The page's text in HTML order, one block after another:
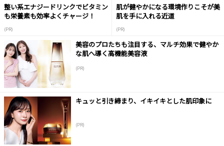
整い系エナジードリンクでビタミン
も栄養素も効率よくチャージ！
(PR)
肌が健やかになる環境作りこそが美
肌を手に入れる近道
(PR)
美容のプロたちも注目する、マルチ効果で健やか
な肌へ導く高機能美容液
(PR)
キュッと引き締まり、イキイキとした肌印象に
(PR)